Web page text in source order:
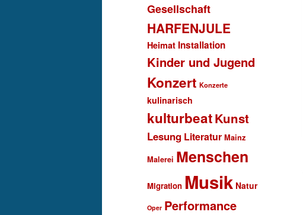
Gesellschaft
HARFENJULE
Heimat Installation
Kinder und Jugend
Konzert Konzerte
kulinarisch
kulturbeatKunst
Lesung Literatur Mainz
Malerei Menschen
Migration Musik Natur
Oper Performance